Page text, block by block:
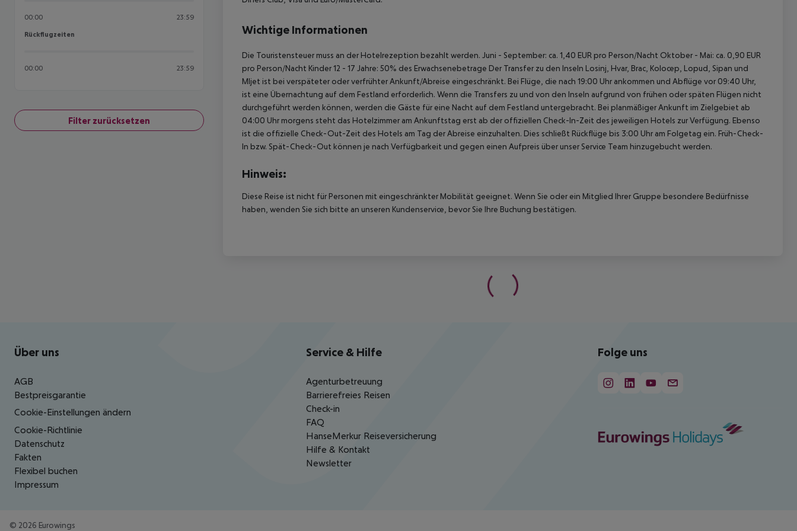
00:00 23:59
Rückflugzeiten
Rückflugzeiten
00:00 23:59
Filter zurücksetzen
Wichtige Informationen
Die Touristensteuer muss an der Hotelrezeption bezahlt werden. Juni - September: ca. 1,40 EUR pro Person/Nacht Oktober - Mai: ca. 0,90 EUR
pro Person/Nacht Kinder 12 - 17 Jahre: 50% des Erwachsenebetrage Der Transfer zu den Inseln Losinj, Hvar, Brac, Kolocep, Lopud, Sipan und
Mljet ist bei verspäteter oder verfrühter Ankunft/Abreise eingeschränkt. Bei Flüge, die nach 19:00 Uhr ankommen und Abflüge vor 09:40 Uhr,
ist eine Übernachtung auf dem Festland erforderlich. Wenn die Transfers zu und von den Inseln aufgrund von frühen oder späten Flügen nicht
durchgeführt werden können, werden die Gäste für eine Nacht auf dem Festland untergebracht. Bei planmäßiger Ankunft im Zielgebiet ab
04:00 Uhr morgens steht das Hotelzimmer am Ankunftstag erst ab der offiziellen Check-In-Zeit des jeweiligen Hotels zur Verfügung. Ebenso
ist die offizielle Check-Out-Zeit des Hotels am Tag der Abreise einzuhalten. Dies schließt Rückflüge bis 3:00 Uhr am Folgetag ein. Früh-Check-
In bzw. Spät-Check-Out können je nach Verfügbarkeit und gegen einen Aufpreis über unser Service Team hinzugebucht werden.
Hinweis:
Diese Reise ist nicht für Personen mit eingeschränkter Mobilität geeignet. Wenn Sie oder ein Mitglied Ihrer Gruppe besondere Bedürfnisse
haben, wenden Sie sich bitte an unseren Kundenservice, bevor Sie Ihre Buchung bestätigen.
Footer navigation
Über uns
AGB
Bestpreisgarantie
Cookie-Einstellungen ändern
Cookie-Richtlinie
Datenschutz
Fakten
Flexibel buchen
Impressum
Service & Hilfe
Agenturbetreuung
Barrierefreies Reisen
Check-in
FAQ
HanseMerkur Reiseversicherung
Hilfe & Kontakt
Newsletter
Folge uns
© 2026 Eurowings